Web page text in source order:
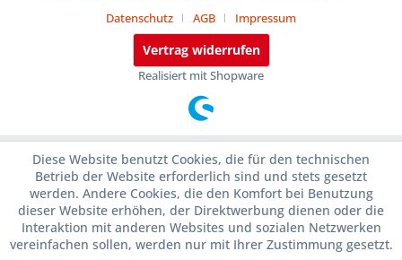
Datenschutz
AGB Impressum
Vertrag widerrufen
Realisiert mit Shopware
Diese Website benutzt Cookies, die für den technischen
Betrieb der Website erforderlich sind und stets gesetzt
werden. Andere Cookies, die den Komfort bei Benutzung
dieser Website erhöhen, der Direktwerbung dienen oder die
Interaktion mit anderen Websites und sozialen Netzwerken
vereinfachen sollen, werden nur mit Ihrer Zustimmung gesetzt.